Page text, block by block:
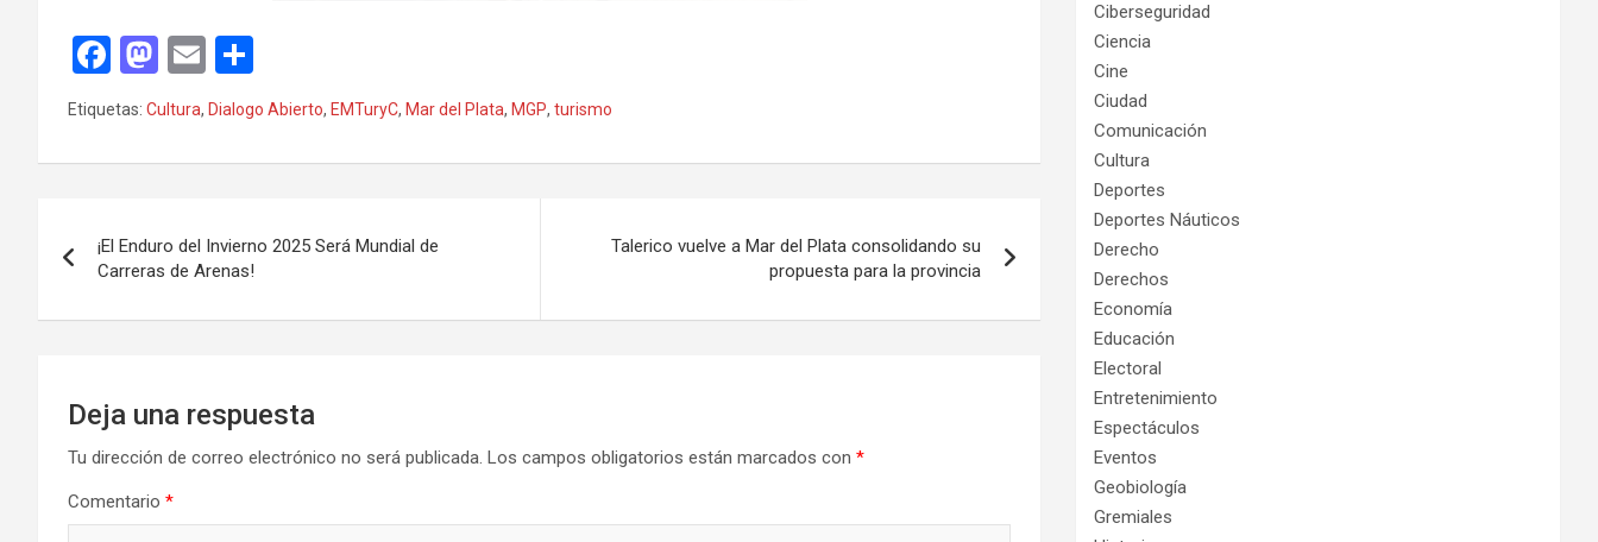
F
a
ce
b
o
k
M
a
st
o
o
n
E
m
ail
o
m
p
tir
Etiquetas: Cultura, Dialogo Abierto, EMTuryC, Mar del Plata, MGP, turismo
de
entradas
¡El Enduro del Invierno 2025 Será Mundial de
Carreras de Arenas!
Talerico vuelve a Mar del Plata consolidando su
propuesta para la provincia
Deja una respuesta
Tu dirección de correo electrónico no será publicada. Los campos obligatorios están marcados con *
Comentario *
Ciberseguridad
Ciencia
Cine
Ciudad
Comunicación
Cultura
Deportes
Deportes Náuticos
Derecho
Derechos
Economía
Educación
Electoral
Entretenimiento
Espectáculos
Eventos
Geobiología
Gremiales